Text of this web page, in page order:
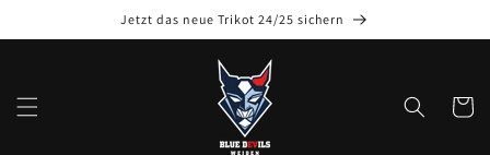
Jetzt das neue Trikot 24/25 sichern